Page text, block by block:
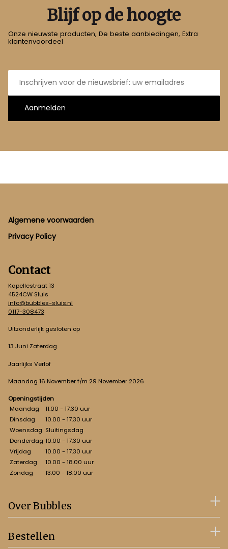
Blijf op de hoogte
Onze nieuwste producten, De beste aanbiedingen, Extra
klantenvoordeel
E-
mailadres
Aanmelden
Footer
Algemene voorwaarden
Privacy Policy
Contact
Kapellestraat 13
4524CW Sluis
info@bubbles-sluis.nl
0117-308473
Uitzonderlijk gesloten op
13 Juni Zaterdag
Jaarlijks Verlof
Maandag 16 November t/m 29 November 2026
Openingstijden
Maandag
11.00 - 17.30 uur
Dinsdag
10.00 - 17.30 uur
Woensdag Sluitingsdag
Donderdag 10.00 - 17.30 uur
Vrijdag
10.00 - 17.30 uur
Zaterdag
10.00 - 18.00 uur
Zondag
13.00 - 18.00 uur
Over Bubbles
Bestellen